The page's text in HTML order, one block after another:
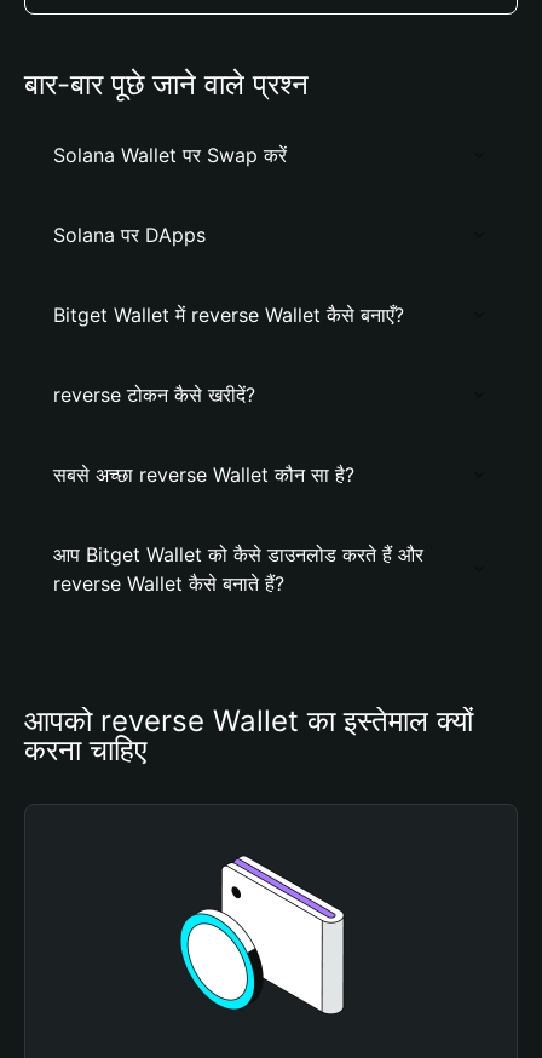
बार-बार पूछे जाने वाले प्रश्न
Solana Wallet पर Swap करें
Solana पर DApps
Bitget Wallet में reverse Wallet कैसे बनाएँ?
reverse टोकन कैसे खरीदें?
सबसे अच्छा reverse Wallet कौन सा है?
आप Bitget Wallet को कैसे डाउनलोड करते हैं और
reverse Wallet कैसे बनाते हैं?
आपको reverse Wallet का इस्तेमाल क्यों
करना चाहिए